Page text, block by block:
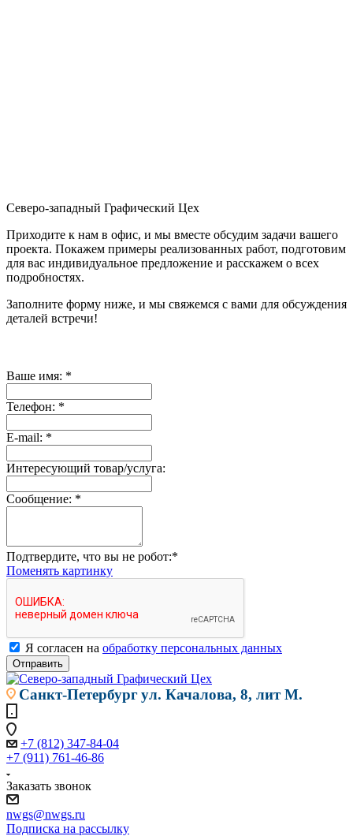
Северо-западный Графический Цех
Приходите к нам в офис, и мы вместе обсудим задачи вашего
проекта. Покажем примеры реализованных работ, подготовим
для вас индивидуальное предложение и расскажем о всех
подробностях.
Заполните форму ниже, и мы свяжемся с вами для обсуждения
деталей встречи!
Ваше имя: *
Телефон: *
E-mail: *
Интересующий товар/услуга:
Сообщение: *
Подтвердите, что вы не робот:*
Поменять картинку
Я согласен на обработку персональных данных
Отправить
Санкт-Петербургул. Качалова, 8, лит М.
+7 (812) 347-84-04
+7 (911) 761-46-86
Заказать звонок
nwgs@nwgs.ru
Подписка на рассылку